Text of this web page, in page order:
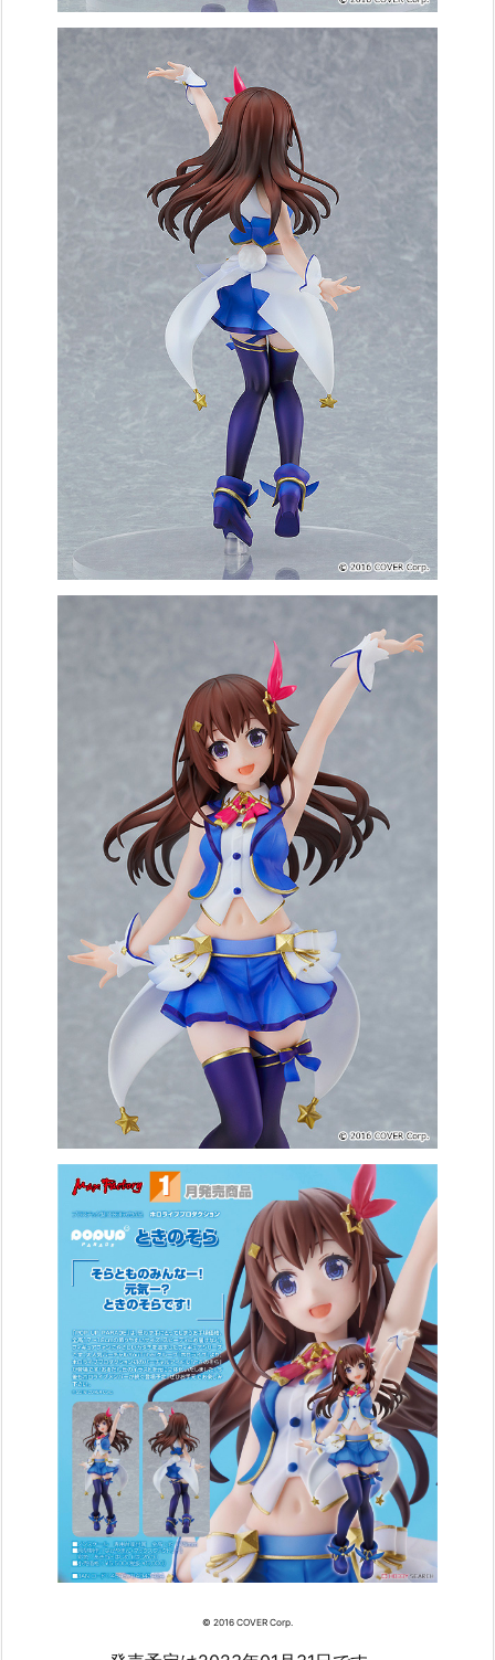
© 2016 COVER Corp.